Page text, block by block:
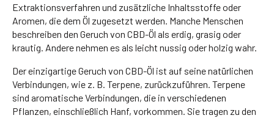
Extraktionsverfahren und zusätzliche Inhaltsstoffe oder
Aromen, die dem Öl zugesetzt werden. Manche Menschen
beschreiben den Geruch von CBD-Öl als erdig, grasig oder
krautig. Andere nehmen es als leicht nussig oder holzig wahr.
Der einzigartige Geruch von CBD-Öl ist auf seine natürlichen
Verbindungen, wie z. B. Terpene, zurückzuführen. Terpene
sind aromatische Verbindungen, die in verschiedenen
Pflanzen, einschließlich Hanf, vorkommen. Sie tragen zu den